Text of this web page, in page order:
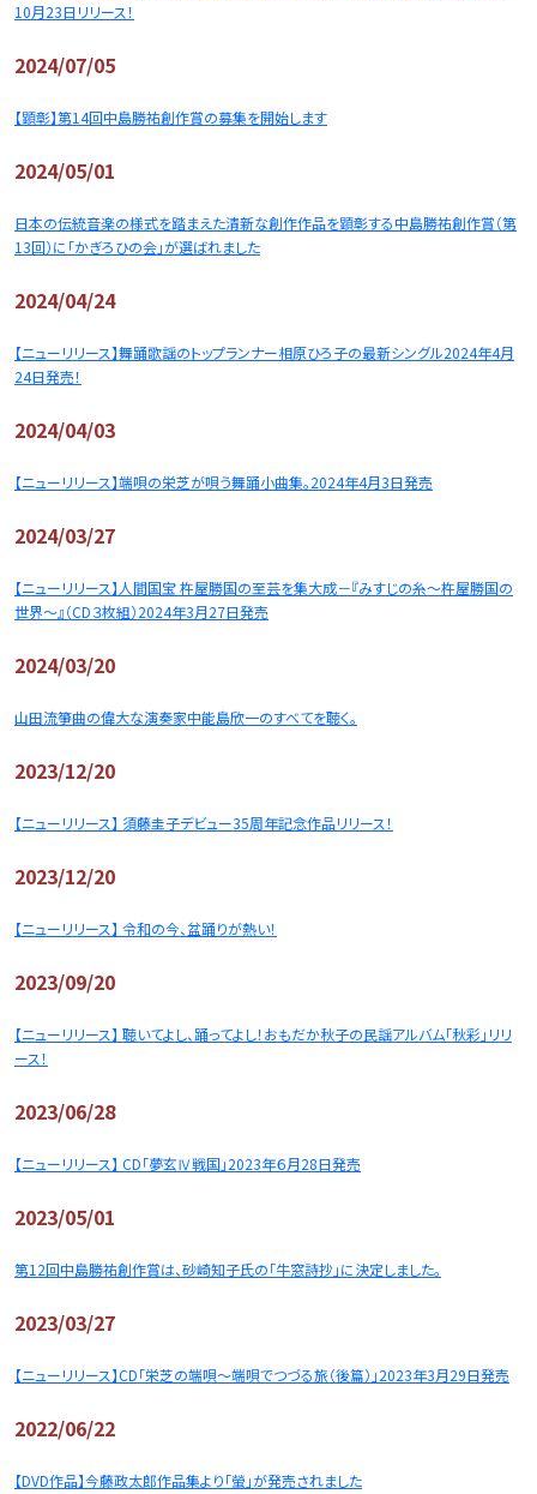
10月23日リリース！
2024/07/05
【顕彰】第14回中島勝祐創作賞の募集を開始します
2024/05/01
日本の伝統音楽の様式を踏まえた清新な創作作品を顕彰する中島勝祐創作賞（第
13回）に「かぎろひの会」が選ばれました
2024/04/24
【ニューリリース】舞踊歌謡のトップランナー相原ひろ子の最新シングル2024年4月
24日発売！
2024/04/03
【ニューリリース】端唄の栄芝が唄う舞踊小曲集。2024年4月3日発売
2024/03/27
【ニューリリース】人間国宝 杵屋勝国の至芸を集大成－『みすじの糸～杵屋勝国の
世界～』（CD３枚組）2024年3月27日発売
2024/03/20
山田流箏曲の偉大な演奏家中能島欣一のすべてを聴く。
2023/12/20
【ニューリリース】 須藤圭子デビュー35周年記念作品リリース！
2023/12/20
【ニューリリース】 令和の今、盆踊りが熱い！
2023/09/20
【ニューリリース】 聴いてよし、踊ってよし！おもだか秋子の民謡アルバム「秋彩」リリ
ース！
2023/06/28
【ニューリリース】 CD「夢玄Ⅳ戦国」2023年６月28日発売
2023/05/01
第12回中島勝祐創作賞は、砂崎知子氏の「牛窓詩抄」に決定しました。
2023/03/27
【ニューリリース】CD「栄芝の端唄～端唄でつづる旅（後篇）」2023年3月29日発売
2022/06/22
【DVD作品】今藤政太郎作品集より「螢」が発売されました